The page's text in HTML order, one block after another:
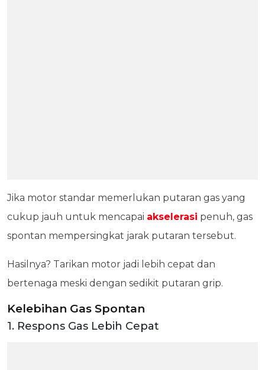
Jika motor standar memerlukan putaran gas yang
cukup jauh untuk mencapai akselerasi penuh, gas
spontan mempersingkat jarak putaran tersebut.
Hasilnya? Tarikan motor jadi lebih cepat dan
bertenaga meski dengan sedikit putaran grip.
Kelebihan Gas Spontan
1. Respons Gas Lebih Cepat